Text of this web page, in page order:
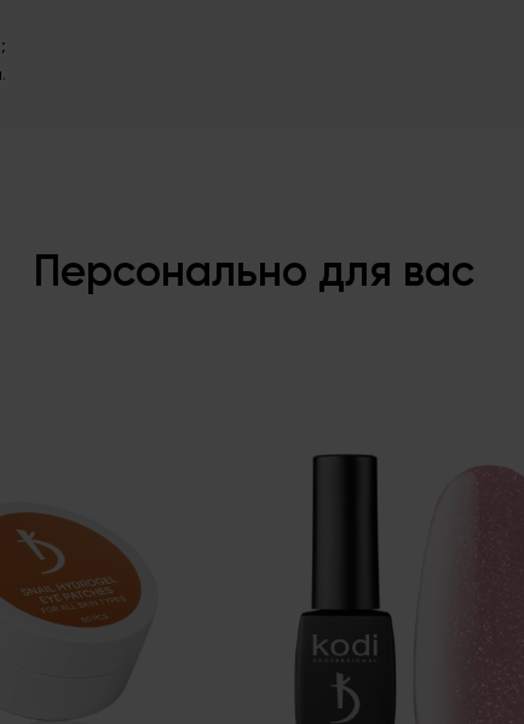
Персонально для вас